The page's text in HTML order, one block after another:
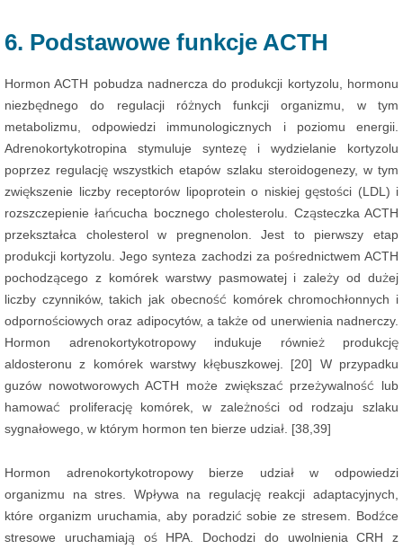
6. Podstawowe funkcje ACTH
Hormon ACTH pobudza nadnercza do produkcji kortyzolu, hormonu
niezbędnego do regulacji różnych funkcji organizmu, w tym
metabolizmu, odpowiedzi immunologicznych i poziomu energii.
Adrenokortykotropina stymuluje syntezę i wydzielanie kortyzolu
poprzez regulację wszystkich etapów szlaku steroidogenezy, w tym
zwiększenie liczby receptorów lipoprotein o niskiej gęstości (LDL) i
rozszczepienie łańcucha bocznego cholesterolu. Cząsteczka ACTH
przekształca cholesterol w pregnenolon. Jest to pierwszy etap
produkcji kortyzolu. Jego synteza zachodzi za pośrednictwem ACTH
pochodzącego z komórek warstwy pasmowatej i zależy od dużej
liczby czynników, takich jak obecność komórek chromochłonnych i
odpornościowych oraz adipocytów, a także od unerwienia nadnerczy.
Hormon adrenokortykotropowy indukuje również produkcję
aldosteronu z komórek warstwy kłębuszkowej. [20] W przypadku
guzów nowotworowych ACTH może zwiększać przeżywalność lub
hamować proliferację komórek, w zależności od rodzaju szlaku
sygnałowego, w którym hormon ten bierze udział. [38,39]
Hormon adrenokortykotropowy bierze udział w odpowiedzi
organizmu na stres. Wpływa na regulację reakcji adaptacyjnych,
które organizm uruchamia, aby poradzić sobie ze stresem. Bodźce
stresowe uruchamiają oś HPA. Dochodzi do uwolnienia CRH z